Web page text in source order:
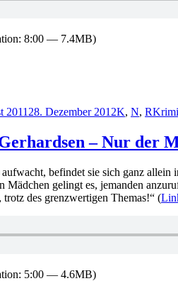
8:00 — 7.4MB)
2011 28. Dezember 2012K, N, R
– Nur der
befindet sie sich ganz
Mädchen gelingt es, jemanden
trotz des grenzwertigen Themas!“ (
5:00 — 4.6MB)